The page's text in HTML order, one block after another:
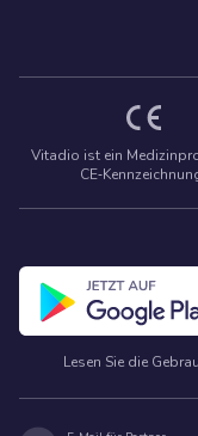
Vitadio ist ein
Lesen Sie die